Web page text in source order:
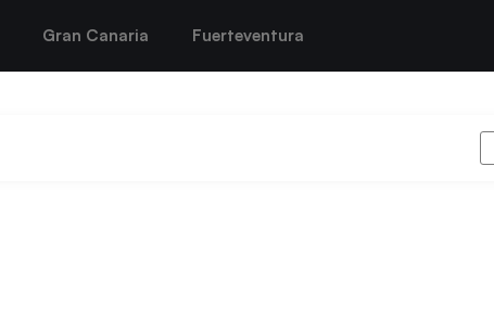
Gran Canaria Fuerteventura